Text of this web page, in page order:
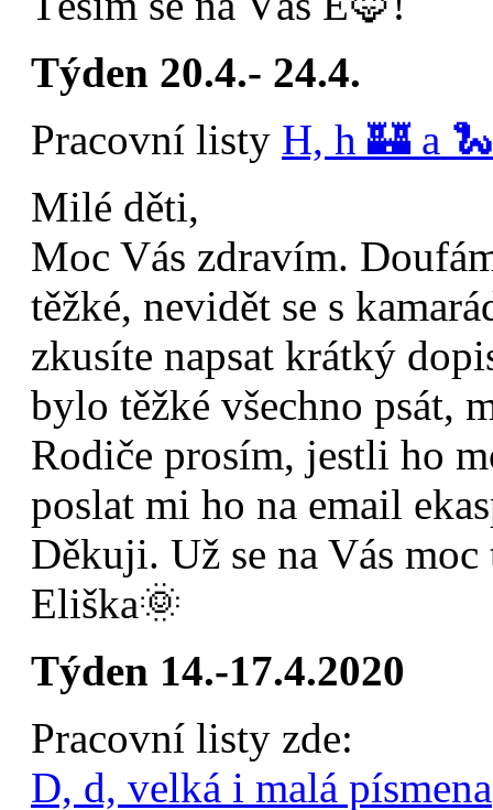
Týden 20.4.- 24.4.
Pracovní listy H, h 🏰 a 🐍
Milé děti,
Moc Vás zdravím.
těžké, nevidět se s
zkusíte napsat krátký
bylo těžké všechno psát,
Rodiče prosím, jestli ho
poslat mi ho na email
Děkuji. Už se na Vás moc
Eliška🌞
Týden 14.-17.4.2020
Pracovní listy zde:
D, d, velká i malá písmena